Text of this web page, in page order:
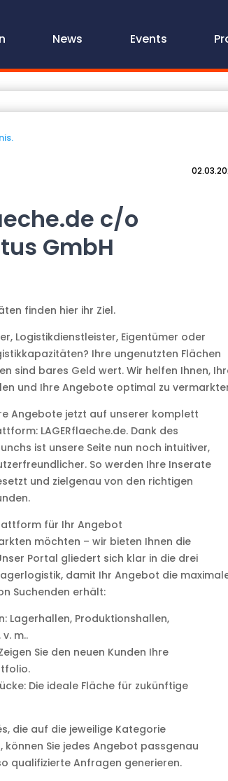
News Events
c/o
GmbH
finden hier ihr Ziel.
Logistikdienstleister, Eigentümer oder
Ihre ungenutzten Flächen
sind bares Geld wert. Wir helfen Ihnen,
und Ihre Angebote optimal zu
Angebote jetzt auf unserer komplett
LAGERflaeche.de. Dank des
ist unsere Seite nun noch intuitiver,
So werden Ihre Inserate
und zielgenau von den richtigen
für Ihr Angebot
möchten – wir bieten Ihnen die
Portal gliedert sich klar in die drei
damit Ihr Angebot die
Suchenden erhält:
Lagerhallen, Produktionshallen,
m..
Sie den neuen Kunden Ihre
Die ideale Fläche für zukünftige
die auf die jeweilige Kategorie
können Sie jedes Angebot passgenau
qualifizierte Anfragen generieren.